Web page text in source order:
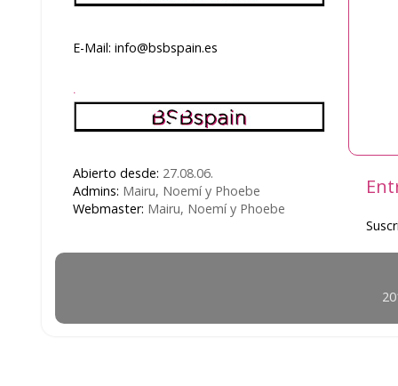
E-Mail: info@bsbspain.es
.
Abierto desde: 27.08.06.
Admins: Mairu, Noemí y Phoebe
Webmaster: Mairu, Noemí y Phoebe